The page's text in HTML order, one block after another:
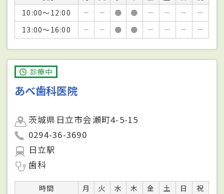
10:00～12:00
－ － ● ● － － －
－
13:00～16:00
－ － ● ● － － － －
診療中
あべ歯科医院
茨城県日立市会瀬町4-5-15
0294-36-3690
日立駅
歯科
時間 月 火 水 木 金 土 日
祝